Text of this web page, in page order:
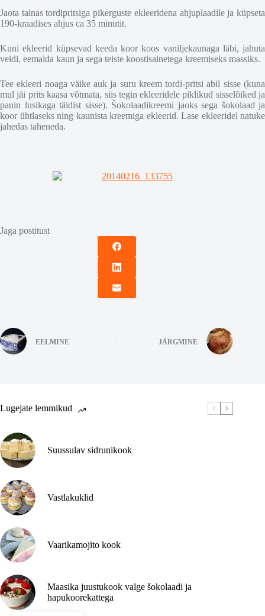
Jaota tainas tordipritsiga pikerguste ekleeridena ahjuplaadile ja küpseta
190-kraadises ahjus ca 35 minutit.
Kuni ekleerid küpsevad keeda koor koos vaniljekaunaga läbi, jahuta
veidi, eemalda kaun ja sega teiste koostisainetega kreemiseks massiks.
Tee ekleeri noaga väike auk ja suru kreem tordi-pritsi abil sisse (kuna
mul jäi prits kaasa võtmata, siis tegin ekleeridele piklikud sisselõiked ja
panin lusikaga täidist sisse). Šokolaadikreemi jaoks sega šokolaad ja
koor ühtlaseks ning kaunista kreemiga ekleerid. Lase ekleeridel natuke
jahedas taheneda.
Jaga postitust
EELMINE JÄRGMINE
Lugejate lemmikud
Suussulav sidrunikook
Vastlakuklid
Vaarikamojito kook
Maasika juustukook valge šokolaadi ja
hapukoorekattega